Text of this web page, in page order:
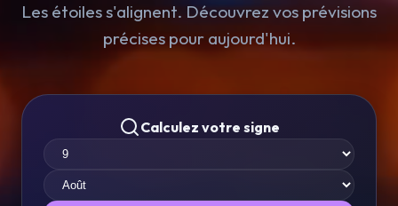
Les étoiles s'alignent. Découvrez vos prévisions
précises pour aujourd'hui.
Calculez votre signe